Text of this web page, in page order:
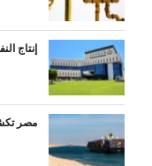
إنتاج
مصر